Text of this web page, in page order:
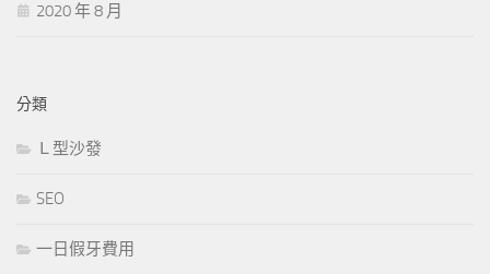
2020 年 8 月
分類
Ｌ型沙發
SEO
一日假牙費用